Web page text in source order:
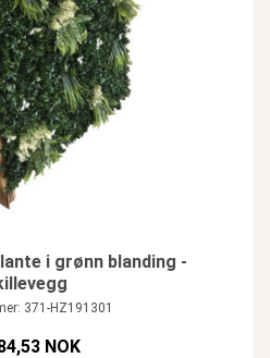
i grønn blanding -
371-HZ191301
NOK